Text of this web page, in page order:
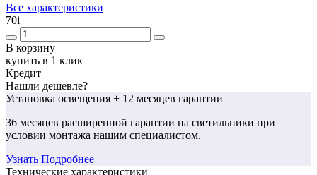
Все характеристики
70i
В корзину
купить в 1 клик
Кредит
Нашли дешевле?
Установка освещения + 12 месяцев гарантии
36 месяцев расширенной гарантии на светильники при
условии монтажа нашим специалистом.
Узнать Подробнее
Технические характеристики